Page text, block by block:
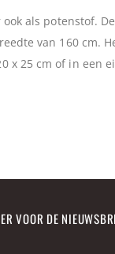
als potenstof.
van 160 cm.
25 cm of in een
VOOR DE